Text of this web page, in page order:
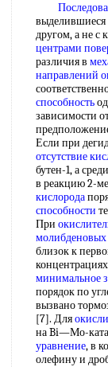
другом, а не с
центрами
различия в
направлений
способность
зависимости
Если при
отсутствие
бутен-1, а
в реакцию 2-
кислорода
способности
При
молибденовых
близок к
минимальное
порядок по
вызвано
[7]. Для
на Bi—Мо-
уравнение, в
олефину и